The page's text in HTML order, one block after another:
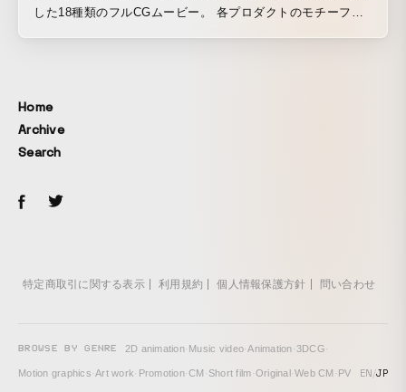
した18種類のフルCGムービー。 各プロダクトのモチーフ食
Home
Archive
Search
特定商取引に関する表示 利用規約 個人情報保護方針 問い合わせ
BROWSE BY GENRE 2D animation· Music video·Animation·3DCG·
Motion graphics·Art work· Promotion·CM · Short film·Original ·Web CM · PV EN/JP